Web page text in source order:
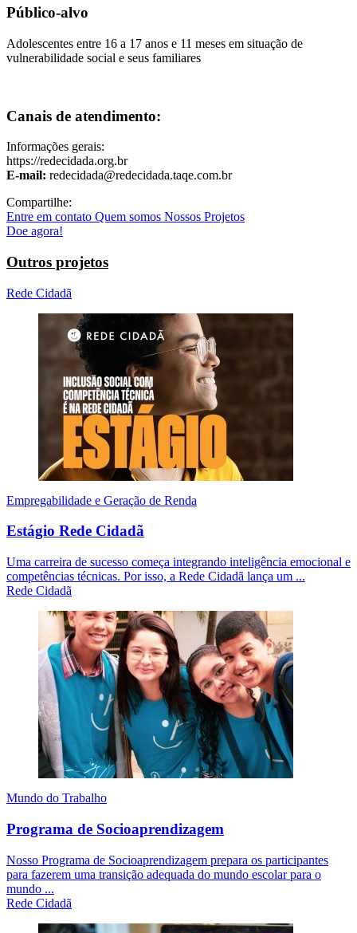
Público-alvo
Adolescentes entre 16 a 17 anos e 11 meses em situação de
vulnerabilidade social e seus familiares
Canais de atendimento:
Informações gerais:
https://redecidada.org.br
E-mail: redecidada@redecidada.taqe.com.br
Compartilhe:
Entre em contato Quem somos Nossos Projetos
Doe agora!
Outros projetos
Rede Cidadã
Empregabilidade e Geração de Renda
Estágio Rede Cidadã
Uma carreira de sucesso começa integrando inteligência emocional e
competências técnicas. Por isso, a Rede Cidadã lança um ...
Rede Cidadã
Mundo do Trabalho
Programa de Socioaprendizagem
Nosso Programa de Socioaprendizagem prepara os participantes
para fazerem uma transição adequada do mundo escolar para o
mundo ...
Rede Cidadã